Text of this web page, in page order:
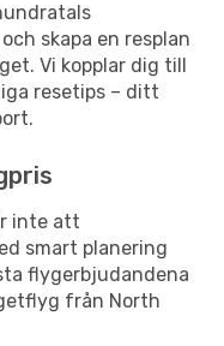
skapa en resplan
Vi kopplar dig till
resetips – ditt
inte att
smart planering
flygerbjudandena
från North